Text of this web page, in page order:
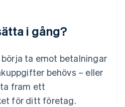
i gång?
ta emot betalningar
behövs – eller
fram ett
för ditt företag.